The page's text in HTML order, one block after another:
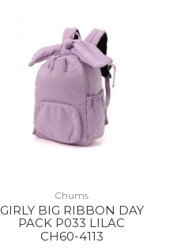
Chums
GIRLY BIG RIBBON DAY
PACK P033 LILAC
CH60-4113